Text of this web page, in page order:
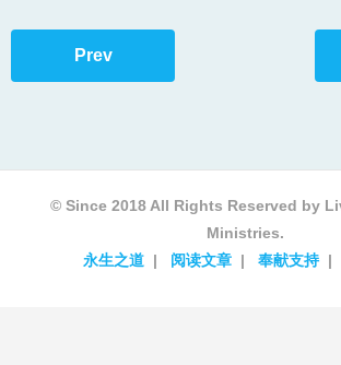
其他语言
Prev
© Since 2018 All Rights Reserved by
Ministries.
永生之道
阅读文章 奉献支持